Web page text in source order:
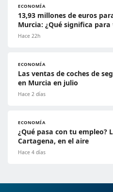
ECONOMÍA
13,93 millones de euros
Murcia: ¿Qué significa
Hace 22h
ECONOMÍA
Las ventas de coches de
en Murcia en julio
Hace 2 días
ECONOMÍA
¿Qué pasa con tu empleo?
Cartagena, en el aire
Hace 4 días